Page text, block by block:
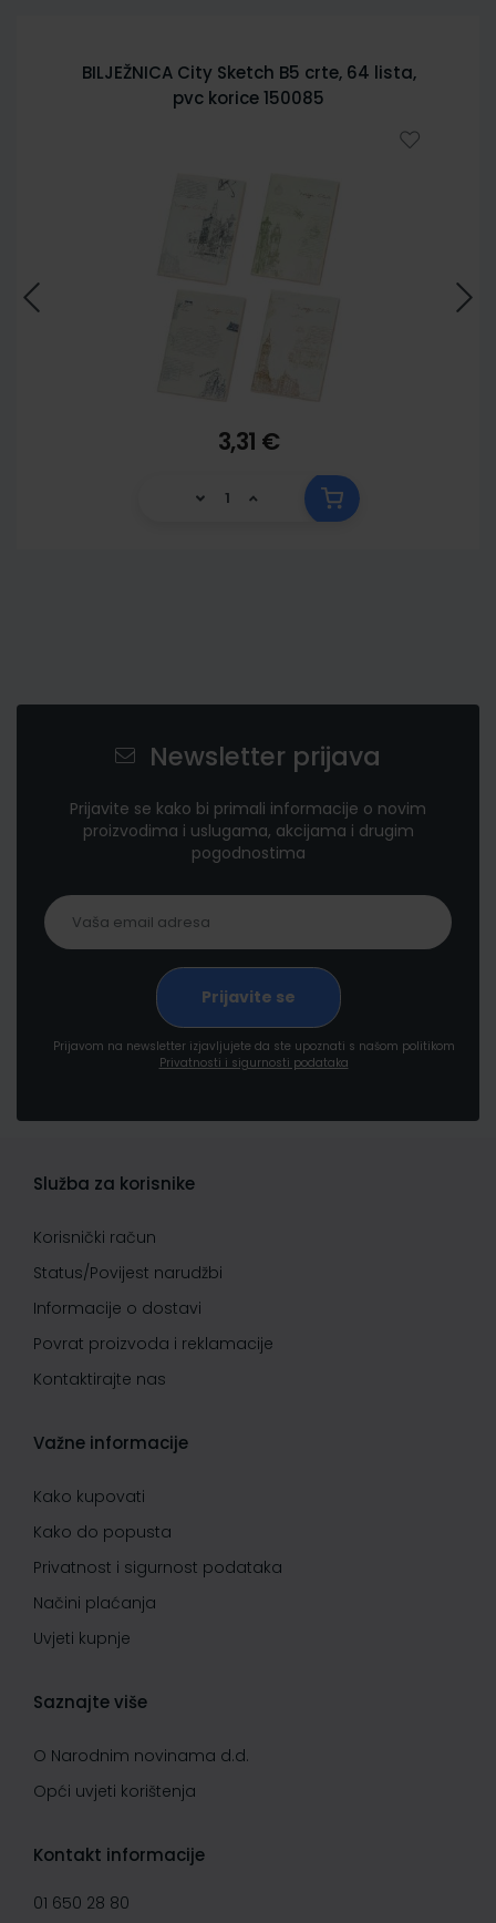
BILJEŽNICA City Sketch B5 crte, 64 lista,
pvc korice 150085
3,31 €
Newsletter prijava
Prijavite se kako bi primali informacije o novim
proizvodima i uslugama, akcijama i drugim
pogodnostima
Prijavom na newsletter izjavljujete da ste upoznati s našom politikom
Privatnosti i sigurnosti podataka
Služba za korisnike
Korisnički račun
Status/Povijest narudžbi
Informacije o dostavi
Povrat proizvoda i reklamacije
Kontaktirajte nas
Važne informacije
Kako kupovati
Kako do popusta
Privatnost i sigurnost podataka
Načini plaćanja
Uvjeti kupnje
Saznajte više
O Narodnim novinama d.d.
Opći uvjeti korištenja
Kontakt informacije
01 650 28 80